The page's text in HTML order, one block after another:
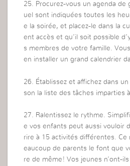
25. Procurez-vous un agenda de
uel sont indiquées toutes les
e la soirée, et placez-le dans la
ent accès et qu’il soit possible
s membres de votre famille.
en installer un grand calendrier
26. Établissez et affichez dans
son la liste des tâches imparties à
27. Ralentissez le rythme.
e vos enfants peut aussi vouloir
rire à 15 activités différentes. Ce
eaucoup de parents le font que
re de même! Vos jeunes n’ont-